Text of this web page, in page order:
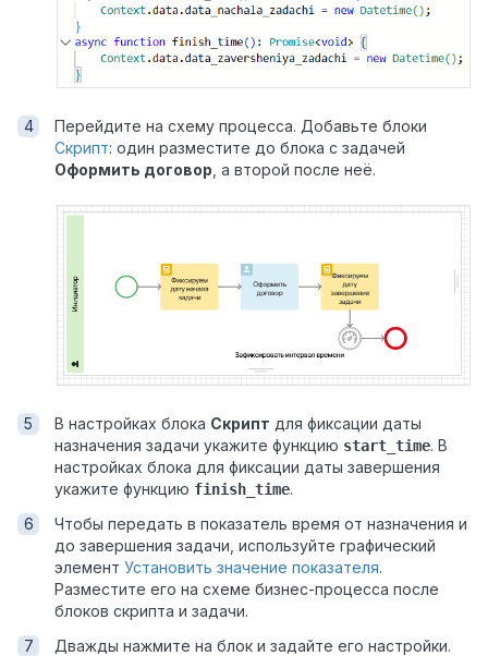
Перейдите на схему процесса. Добавьте блоки
Скрипт: один разместите до блока с задачей
Оформить договор , а второй после неё.
В настройках блока Скрипт для фиксации даты
назначения задачи укажите функцию start_time. В
настройках блока для фиксации даты завершения
укажите функцию finish_time.
Чтобы передать в показатель время от назначения и
до завершения задачи, используйте графический
элемент Установить значение показателя.
Разместите его на схеме бизнес-процесса после
блоков скрипта и задачи.
Дважды нажмите на блок и задайте его настройки.